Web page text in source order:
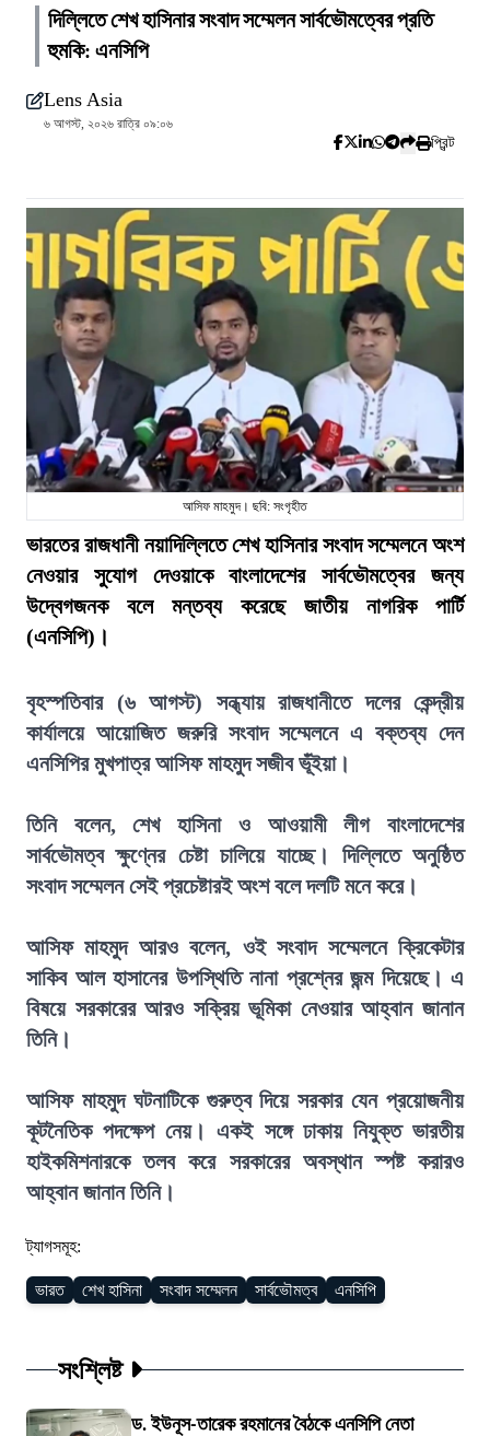
দিল্লিতে শেখ হাসিনার সংবাদ সম্মেলন সার্বভৌমত্বের প্রতি
হুমকি: এনসিপি
Lens Asia
৬ আগস্ট, ২০২৬ রাত্রি ০৯:০৬
প্রিন্ট
আসিফ মাহমুদ। ছবি: সংগৃহীত
ভারতের রাজধানী নয়াদিল্লিতে শেখ হাসিনার সংবাদ সম্মেলনে অংশ
নেওয়ার সুযোগ দেওয়াকে বাংলাদেশের সার্বভৌমত্বের জন্য
উদ্বেগজনক বলে মন্তব্য করেছে জাতীয় নাগরিক পার্টি
(এনসিপি)।
বৃহস্পতিবার (৬ আগস্ট) সন্ধ্যায় রাজধানীতে দলের কেন্দ্রীয়
কার্যালয়ে আয়োজিত জরুরি সংবাদ সম্মেলনে এ বক্তব্য দেন
এনসিপির মুখপাত্র আসিফ মাহমুদ সজীব ভূঁইয়া।
তিনি বলেন, শেখ হাসিনা ও আওয়ামী লীগ বাংলাদেশের
সার্বভৌমত্ব ক্ষুণ্নের চেষ্টা চালিয়ে যাচ্ছে। দিল্লিতে অনুষ্ঠিত
সংবাদ সম্মেলন সেই প্রচেষ্টারই অংশ বলে দলটি মনে করে।
আসিফ মাহমুদ আরও বলেন, ওই সংবাদ সম্মেলনে ক্রিকেটার
সাকিব আল হাসানের উপস্থিতি নানা প্রশ্নের জন্ম দিয়েছে। এ
বিষয়ে সরকারের আরও সক্রিয় ভূমিকা নেওয়ার আহ্বান জানান
তিনি।
আসিফ মাহমুদ ঘটনাটিকে গুরুত্ব দিয়ে সরকার যেন প্রয়োজনীয়
কূটনৈতিক পদক্ষেপ নেয়। একই সঙ্গে ঢাকায় নিযুক্ত ভারতীয়
হাইকমিশনারকে তলব করে সরকারের অবস্থান স্পষ্ট করারও
আহ্বান জানান তিনি।
ট্যাগসমূহ:
ভারত শেখ হাসিনা সংবাদ সম্মেলন সার্বভৌমত্ব এনসিপি
সংশ্লিষ্ট
ড. ইউনূস-তারেক রহমানের বৈঠকে এনসিপি নেতা